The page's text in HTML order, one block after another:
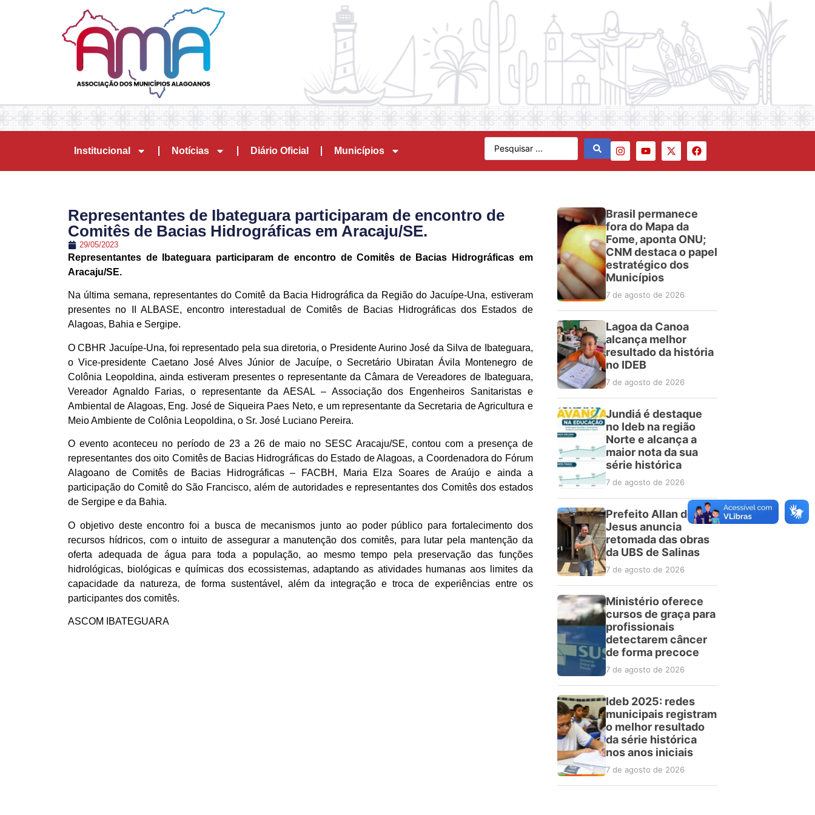
Institucional Notícias Diário Oficial Municípios
Representantes de Ibateguara participaram de encontro de
Comitês de Bacias Hidrográficas em Aracaju/SE.
29/05/2023
Representantes de Ibateguara participaram de encontro de Comitês de Bacias Hidrográficas em
Aracaju/SE.
Na última semana, representantes do Comitê da Bacia Hidrográfica da Região do Jacuípe-Una, estiveram
presentes no II ALBASE, encontro interestadual de Comitês de Bacias Hidrográficas dos Estados de
Alagoas, Bahia e Sergipe.
O CBHR Jacuípe-Una, foi representado pela sua diretoria, o Presidente Aurino José da Silva de Ibateguara,
o Vice-presidente Caetano José Alves Júnior de Jacuípe, o Secretário Ubiratan Ávila Montenegro de
Colônia Leopoldina, ainda estiveram presentes o representante da Câmara de Vereadores de Ibateguara,
Vereador Agnaldo Farias, o representante da AESAL – Associação dos Engenheiros Sanitaristas e
Ambiental de Alagoas, Eng. José de Siqueira Paes Neto, e um representante da Secretaria de Agricultura e
Meio Ambiente de Colônia Leopoldina, o Sr. José Luciano Pereira.
O evento aconteceu no período de 23 a 26 de maio no SESC Aracaju/SE, contou com a presença de
representantes dos oito Comitês de Bacias Hidrográficas do Estado de Alagoas, a Coordenadora do Fórum
Alagoano de Comitês de Bacias Hidrográficas – FACBH, Maria Elza Soares de Araújo e ainda a
participação do Comitê do São Francisco, além de autoridades e representantes dos Comitês dos estados
de Sergipe e da Bahia.
O objetivo deste encontro foi a busca de mecanismos junto ao poder público para fortalecimento dos
recursos hídricos, com o intuito de assegurar a manutenção dos comitês, para lutar pela mantenção da
oferta adequada de água para toda a população, ao mesmo tempo pela preservação das funções
hidrológicas, biológicas e químicas dos ecossistemas, adaptando as atividades humanas aos limites da
capacidade da natureza, de forma sustentável, além da integração e troca de experiências entre os
participantes dos comitês.
ASCOM IBATEGUARA
Brasil permanece
fora do Mapa da
Fome, aponta ONU;
CNM destaca o papel
estratégico dos
Municípios
7 de agosto de 2026
Lagoa da Canoa
alcança melhor
resultado da história
no IDEB
7 de agosto de 2026
Jundiá é destaque
no Ideb na região
Norte e alcança a
maior nota da sua
série histórica
7 de agosto de 2026
Prefeito Allan de
Jesus anuncia
retomada das obras
da UBS de Salinas
7 de agosto de 2026
Ministério oferece
cursos de graça para
profissionais
detectarem câncer
de forma precoce
7 de agosto de 2026
Ideb 2025: redes
municipais registram
o melhor resultado
da série histórica
nos anos iniciais
7 de agosto de 2026